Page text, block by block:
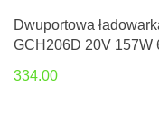
Dwuportowa
GCH206D 20V 157W
334.00